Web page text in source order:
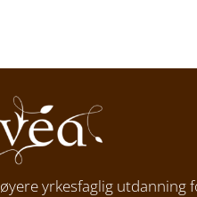
yrkesfaglig utdanning